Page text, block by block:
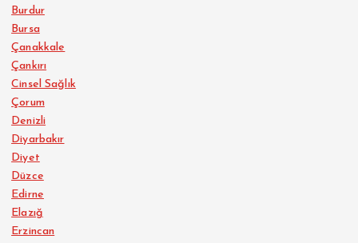
Burdur
Bursa
Çanakkale
Çankırı
Cinsel Sağlık
Çorum
Denizli
Diyarbakır
Diyet
Düzce
Edirne
Elazığ
Erzincan